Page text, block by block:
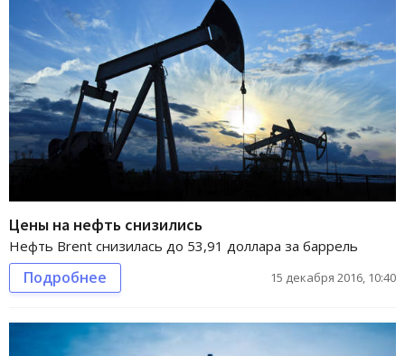
Цены на нефть снизились
Нефть Brent снизилась до 53,91 доллара за баррель
Подробнее 15 декабря 2016, 10:40